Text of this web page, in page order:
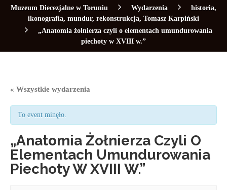
Muzeum Diecezjalne w Toruniu Wydarzenia historia,
ikonografia, mundur, rekonstrukcja, Tomasz Karpiński
„Anatomia żołnierza czyli o elementach umundurowania
piechoty w XVIII w.”
« Wszystkie wydarzenia
To event minęło.
„Anatomia Żołnierza Czyli O
Elementach Umundurowania
Piechoty W XVIII W.”